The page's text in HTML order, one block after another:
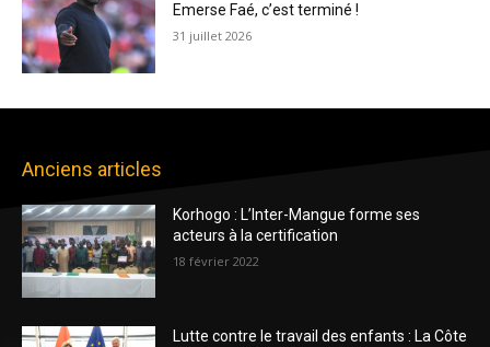
Emerse Faé, c’est terminé !
31 juillet 2026
Anciens articles
Korhogo : L’Inter-Mangue forme ses
acteurs à la certification
18 février 2022
Lutte contre le travail des enfants : La Côte